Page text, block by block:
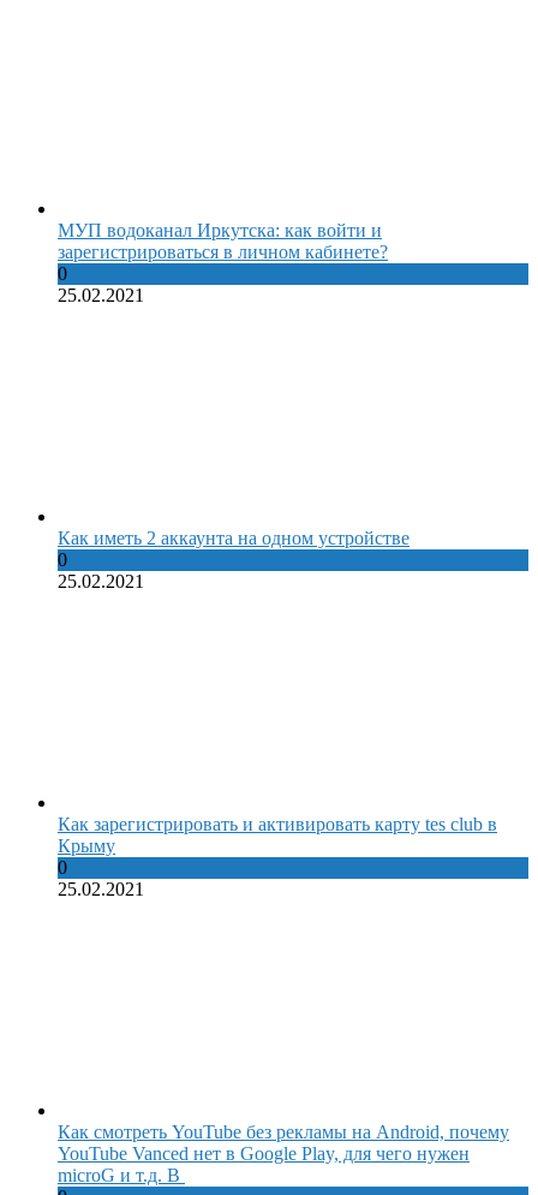
МУП водоканал Иркутска: как войти и
зарегистрироваться в личном кабинете?
0
25.02.2021
Как иметь 2 аккаунта на одном устройстве
0
25.02.2021
Как зарегистрировать и активировать карту tes club в
Крыму
0
25.02.2021
Как смотреть YouTube без рекламы на Android, почему
YouTube Vanced нет в Google Play, для чего нужен
microG и т.д. В